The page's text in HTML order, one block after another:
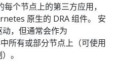
个节点上的第三方应用，
原生的 DRA 组件。 安
，但通常会作为
所有或部分节点上（可使用
。